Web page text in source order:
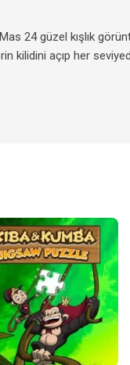
24 güzel kışlık
kilidini açıp her